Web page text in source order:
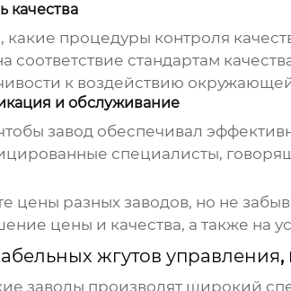
качества
какие процедуры контроля
соответствие стандартам
к воздействию
и обслуживание
заводобеспечивал
специалисты,
цены разных заводов, но не
цены и качества, а также на
жгутов управления,
заводы производят широкий